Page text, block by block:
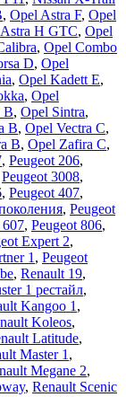
, Opel Astra F, Opel
H GTC, Opel
, Opel Combo
D, Opel
, Opel Kadett E,
, Opel
B, Opel Sintra,
B, Opel Vectra C,
B, Opel Zafira C,
, Peugeot 206,
Peugeot 3008,
, Peugeot 407,
, Peugeot
607, Peugeot 806,
Expert 2,
1 , Peugeot
, Renault 19,
1 рестайл,
Kangoo 1 ,
Koleos,
Latitude,
Master 1 ,
Megane 2,
, Renault Scenic